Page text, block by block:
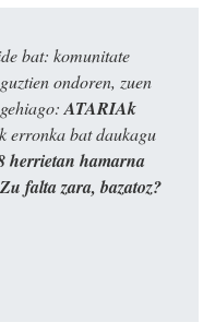
bat: komunitate
ondoren, zuen
ATARIAk
erronka bat daukagu
herrietan hamarna
Zu falta zara, bazatoz?